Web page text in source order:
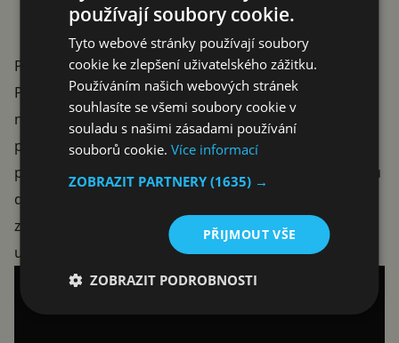
Pád domu Usherů
Pád domu Usherů je mysteriózní hororová minisérie s
nikterak extra zajímavým rozjezdem, ale pokud
přečkáte první tři díly, dostanete velmi zajímavou
podívanou. Dva bezcitní sourozenci vybudují rodinnou
dynastii, aby se zajistili do budoucna. Jejich plán se ale
začne bortit ve chvíli, kdy jejich dědici začnou záhadně
umírat.
používají soubory cookie.
Tyto webové stránky používají soubory
cookie ke zlepšení uživatelského zážitku.
Používáním našich webových stránek
souhlasíte se všemi soubory cookie v
souladu s našimi zásadami používání
souborů cookie.Více informací
ZOBRAZIT PARTNERY(1635) →
PŘIJMOUT VŠE
ZOBRAZIT PODROBNOSTI